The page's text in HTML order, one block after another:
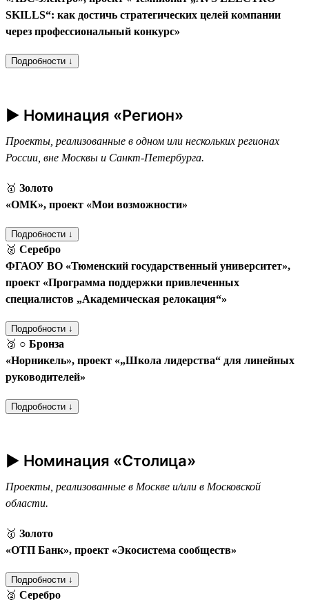
SKILLS“: как достичь стратегических целей компании
через профессиональный конкурс»
Подробности ↓
► Номинация «Регион»
Проекты, реализованные в одном или нескольких регионах
России, вне Москвы и Санкт-Петербурга.
🥇 Золото
«ОМК», проект «Мои возможности»
Подробности ↓
🥈 Серебро
ФГАОУ ВО «Тюменский государственный университет»,
проект «Программа поддержки привлеченных
специалистов „Академическая релокация“»
Подробности ↓
🥉 ○ Бронза
«Норникель», проект «„Школа лидерства“ для линейных
руководителей»
Подробности ↓
► Номинация «Столица»
Проекты, реализованные в Москве и/или в Московской
области.
🥇 Золото
«ОТП Банк», проект «Экосистема сообществ»
Подробности ↓
🥈 Серебро